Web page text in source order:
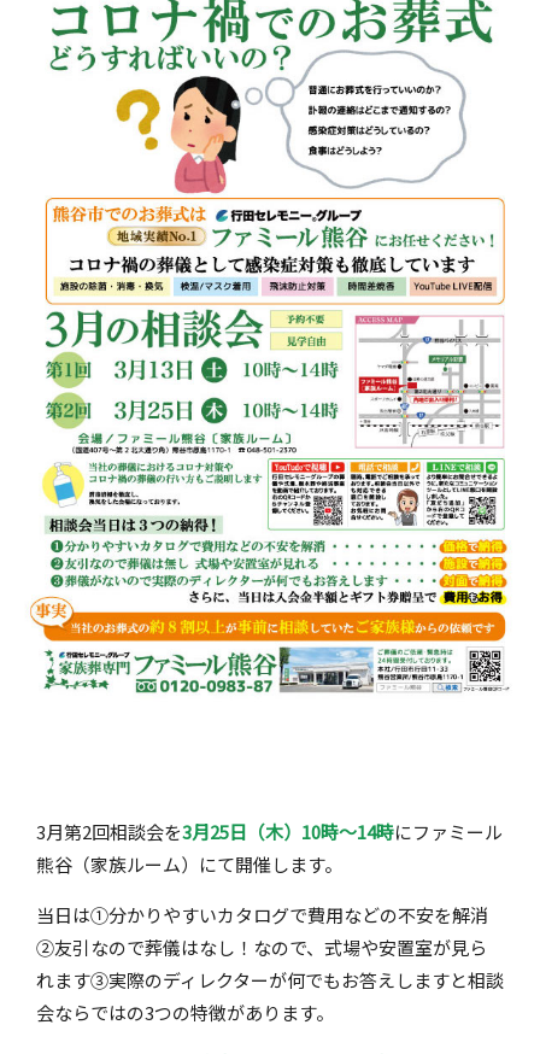
3月第2回相談会を3月25日（木）10時〜14時にファミール
熊谷（家族ルーム）にて開催します。
当日は①分かりやすいカタログで費用などの不安を解消
②友引なので葬儀はなし！なので、式場や安置室が見ら
れます③実際のディレクターが何でもお答えしますと相談
会ならではの3つの特徴があります。